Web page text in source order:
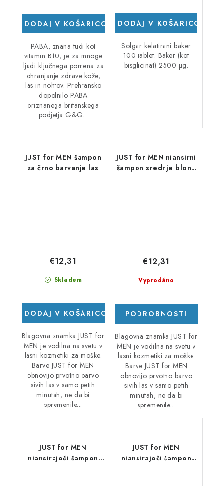
DODAJ V KOŠARICO
PABA, znana tudi kot
vitamin B10, je za mnoge
ljudi ključnega pomena za
ohranjanje zdrave kože,
las in nohtov. Prehransko
dopolnilo PABA
priznanega britanskega
podjetja G&G...
DODAJ V KOŠARICO
Solgar kelatirani baker
100 tablet. Baker (kot
bisglicinat) 2500 µg.
JUST for MEN šampon
za črno barvanje las
Skladem
€12,31
DODAJ V KOŠARICO
Blagovna znamka JUST for
MEN je vodilna na svetu v
lasni kozmetiki za moške.
Barve JUST for MEN
obnovijo prvotno barvo
sivih las v samo petih
minutah, ne da bi
spremenile...
JUST for MEN niansirni
šampon srednje blond
Vyprodáno
€12,31
PODROBNOSTI
Blagovna znamka JUST for
MEN je vodilna na svetu v
lasni kozmetiki za moške.
Barve JUST for MEN
obnovijo prvotno barvo
sivih las v samo petih
minutah, ne da bi
spremenile...
JUST for MEN
niansirajoči šampon
JUST for MEN
niansirajoči šampon